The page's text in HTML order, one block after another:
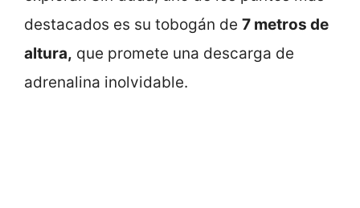
destacados es su tobogán de 7 metros de
altura, que promete una descarga de
adrenalina inolvidable.